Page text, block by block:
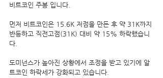
비트코인 주봉 입니다.
먼저 비트코인은 15.6K 저점을 만든 후 약 31K까지
반등하고 직전고점(31K) 대비 약 15% 하락했습니
다.
도미넌스가 높아진 상황에서 조정을 받고 있기에 알
트코인 하락세가 강화되고 있습니다.